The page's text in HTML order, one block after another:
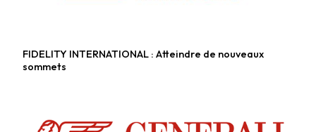
Fonds alternatifs
FIDELITY INTERNATIONAL : Atteindre de nouveaux
sommets